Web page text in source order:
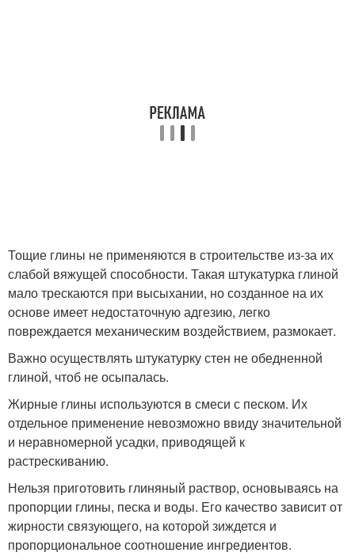
Тощие глины не применяются в строительстве из-за их
слабой вяжущей способности. Такая штукатурка глиной
мало трескаются при высыхании, но созданное на их
основе имеет недостаточную адгезию, легко
повреждается механическим воздействием, размокает.
Важно осуществлять штукатурку стен не обедненной
глиной, чтоб не осыпалась.
Жирные глины используются в смеси с песком. Их
отдельное применение невозможно ввиду значительной
и неравномерной усадки, приводящей к
растрескиванию.
Нельзя приготовить глиняный раствор, основываясь на
пропорции глины, песка и воды. Его качество зависит от
жирности связующего, на которой зиждется и
пропорциональное соотношение ингредиентов.